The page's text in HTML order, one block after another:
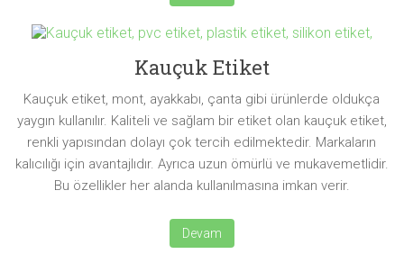
Kauçuk Etiket
Kauçuk etiket, mont, ayakkabı, çanta gibi ürünlerde oldukça
yaygın kullanılır. Kaliteli ve sağlam bir etiket olan kauçuk etiket,
renkli yapısından dolayı çok tercih edilmektedir. Markaların
kalıcılığı için avantajlıdır. Ayrıca uzun ömürlü ve mukavemetlidir.
Bu özellikler her alanda kullanılmasına imkan verir.
Devam